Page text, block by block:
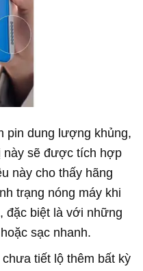
pin dung lượng khủng,
này sẽ được tích hợp
này cho thấy hãng
trạng nóng máy khi
đặc biệt là với những
sạc nhanh.
chưa tiết lộ thêm bất kỳ